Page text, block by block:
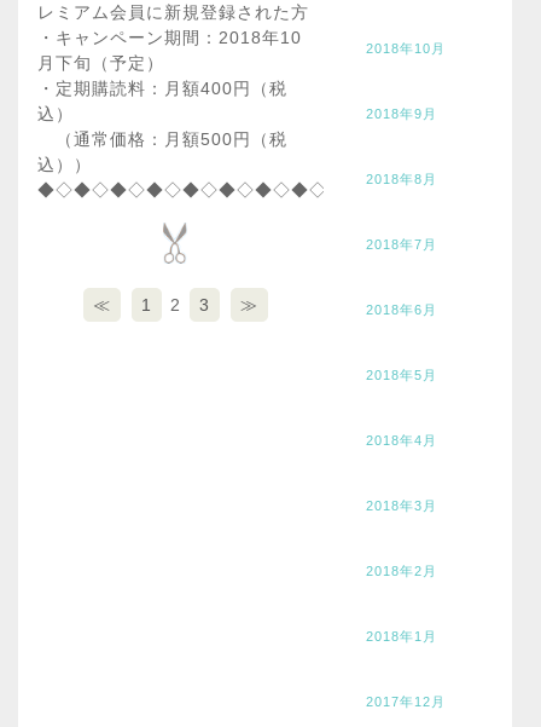
レミアム会員に新規登録された方
・キャンペーン期間：2018年10
月下旬（予定）
・定期購読料：月額400円（税
込）
（通常価格：月額500円（税
込））
◆◇◆◇◆◇◆◇◆◇◆◇◆◇◆◇◆◇◆◇◆◇◆◇◆◇◆
≪ 1 2 3 ≫
2018年10月
2018年9月
2018年8月
2018年7月
2018年6月
2018年5月
2018年4月
2018年3月
2018年2月
2018年1月
2017年12月